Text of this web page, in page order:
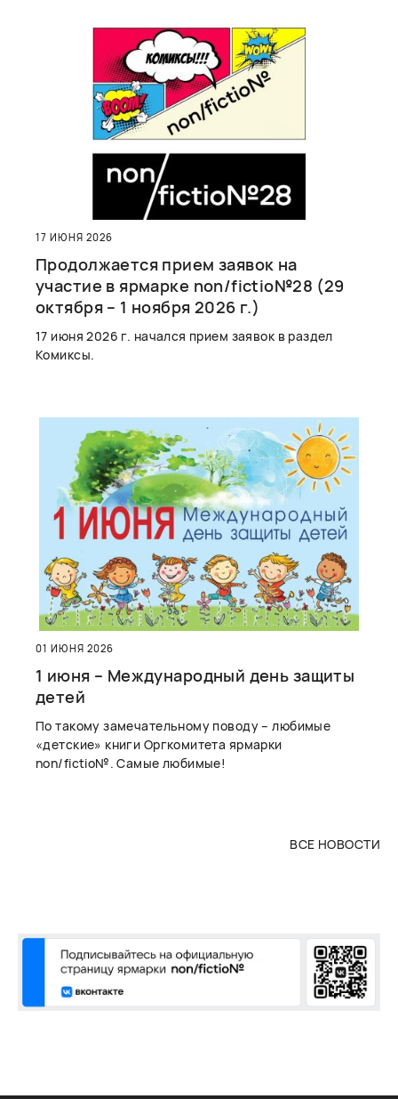
17 ИЮНЯ 2026
Продолжается прием заявок на
участие в ярмарке non/fictio№28 (29
октября – 1 ноября 2026 г.)
17 июня 2026 г. начался прием заявок в раздел
Комиксы.
01 ИЮНЯ 2026
1 июня – Международный день защиты
детей
По такому замечательному поводу – любимые
«детские» книги Оргкомитета ярмарки
non/fictio№. Самые любимые!
ВСЕ НОВОСТИ